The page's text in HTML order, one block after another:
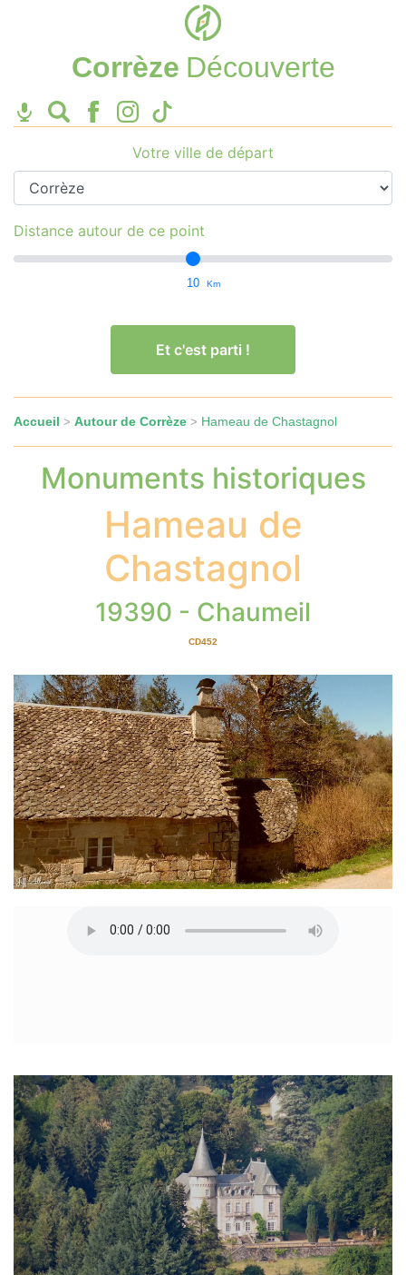
Corrèze Découverte
Votre ville de départ
Distance autour de ce point
10 Km
Et c'est parti !
Accueil > Autour de Corrèze > Hameau de Chastagnol
Monuments historiques
Hameau de
Chastagnol
19390 - Chaumeil
CD452